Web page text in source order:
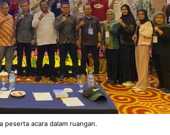
peserta acara dalam ruangan.